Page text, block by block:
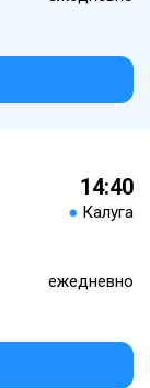
14:40
● Калуга
ежедневно